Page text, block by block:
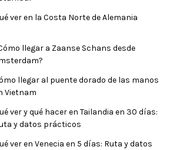
ver en la Costa Norte de Alemania
llegar a Zaanse Schans desde
llegar al puente dorado de las manos
Vietnam
ver y qué hacer en Tailandia en 30 días:
y datos prácticos
ver en Venecia en 5 días: Ruta y datos